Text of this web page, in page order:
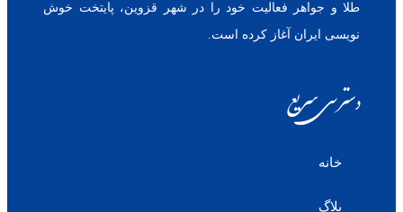
طلا و جواهر فعالیت خود را در شهر قزوین، پایتخت خوش
نویسی ایران آغاز کرده است.
دسترسی سریع
خانه
بلاگ